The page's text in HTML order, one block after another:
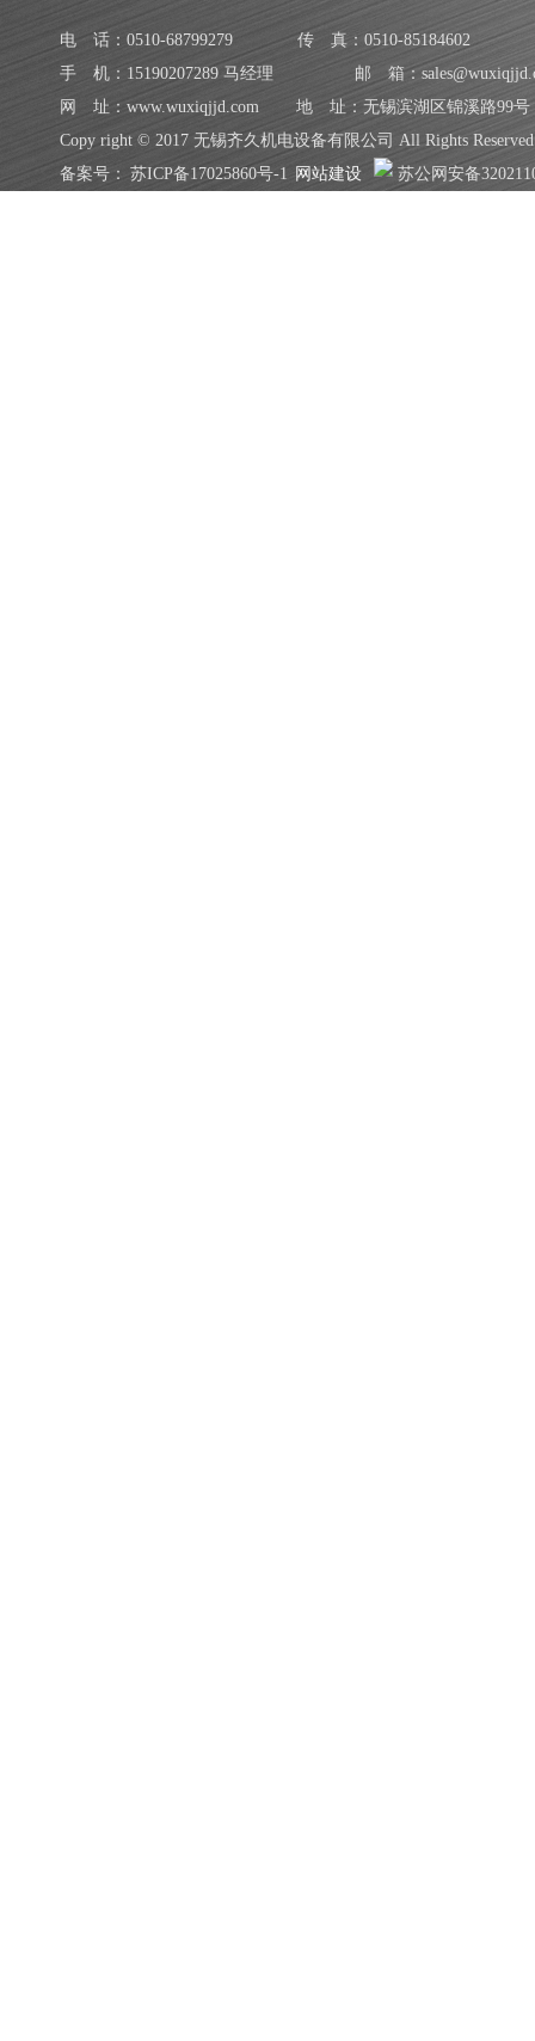
电 话：0510-68799279
传 真：0510-85184602
手 机：15190207289 马经理
邮 箱：
网 址：www.wuxiqjjd.com
地 址：无锡滨湖区锦溪路99号
Copy right © 2017 无锡齐久机电设备有限公司 All Rights Reserved
备案号： 苏ICP备17025860号-1 网站建设 苏公网安备